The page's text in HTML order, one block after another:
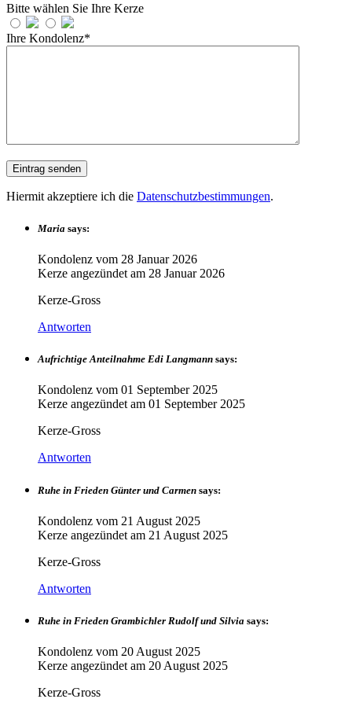
Bitte wählen Sie Ihre Kerze
Ihre Kondolenz*
Hiermit akzeptiere ich die Datenschutzbestimmungen.
Maria says:
Kondolenz vom 28 Januar 2026
Kerze angezündet am 28 Januar 2026
Kerze-Gross
Antworten
Aufrichtige Anteilnahme Edi Langmann says:
Kondolenz vom 01 September 2025
Kerze angezündet am 01 September 2025
Kerze-Gross
Antworten
Ruhe in Frieden Günter und Carmen says:
Kondolenz vom 21 August 2025
Kerze angezündet am 21 August 2025
Kerze-Gross
Antworten
Ruhe in Frieden Grambichler Rudolf und Silvia says:
Kondolenz vom 20 August 2025
Kerze angezündet am 20 August 2025
Kerze-Gross